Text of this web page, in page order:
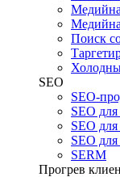
Поиск
SEO
SEO-
SEO
SEO
SEO
SERM
Прогрев